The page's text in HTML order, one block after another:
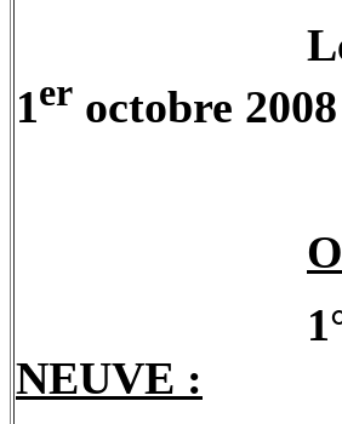
1er octobre
NEUVE :